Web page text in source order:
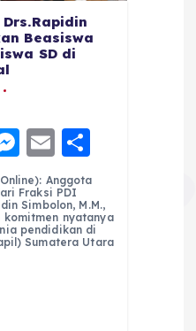
Beasiswa
SD di
M
e
ss
e
n
E
m
ai
l
h
a
re
Anggota
Fraksi PDI
Simbolon, M.M.,
komitmen nyatanya
pendidikan di
Sumatera Utara